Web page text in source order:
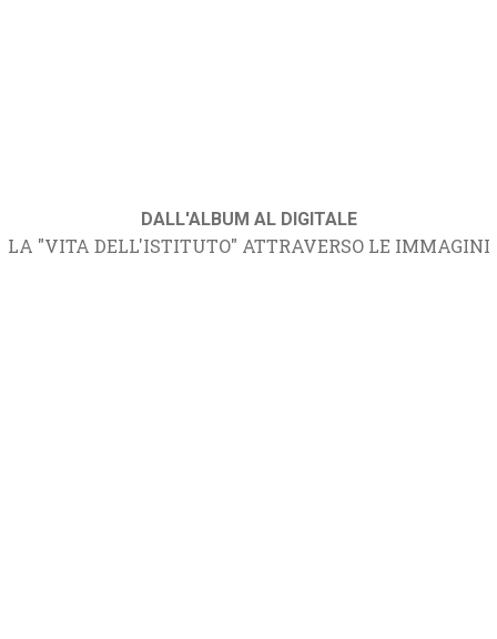
DALL'ALBUM AL DIGITALE
LA "VITA DELL'ISTITUTO" ATTRAVERSO LE IMMAGINI